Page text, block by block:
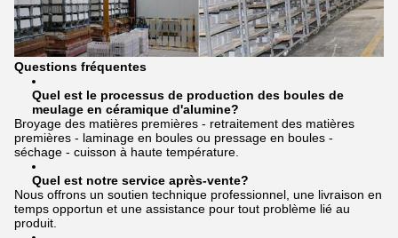
Questions fréquentes
Quel est le processus de production des boules de
meulage en céramique d'alumine?
Broyage des matières premières - retraitement des matières
premières - laminage en boules ou pressage en boules -
séchage - cuisson à haute température.
Quel est notre service après-vente?
Nous offrons un soutien technique professionnel, une livraison en
temps opportun et une assistance pour tout problème lié au
produit.